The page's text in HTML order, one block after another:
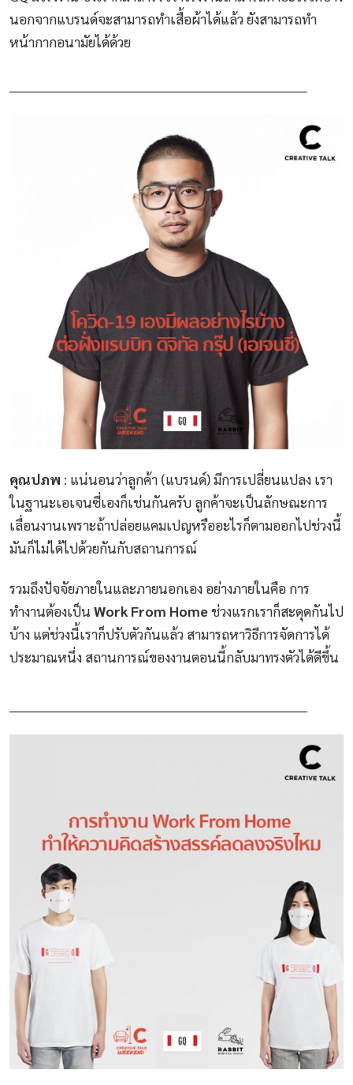
นอกจากแบรนด์จะสามารถทำเสื้อผ้าได้แล้ว ยังสามารถทำ
หน้ากากอนามัยได้ด้วย
คุณปภพ : แน่นอนว่าลูกค้า (แบรนด์) มีการเปลี่ยนแปลง เรา
ในฐานะเอเจนซี่เองก็เช่นกันครับ ลูกค้าจะเป็นลักษณะการ
เลื่อนงานเพราะถ้าปล่อยแคมเปญหรืออะไรก็ตามออกไปช่วงนี้
มันก็ไม่ได้ไปด้วยกันกับสถานการณ์
รวมถึงปัจจัยภายในและภายนอกเอง อย่างภายในคือ การ
ทำงานต้องเป็น Work From Homeช่วงแรกเราก็สะดุดกันไป
บ้าง แต่ช่วงนี้เราก็ปรับตัวกันแล้ว สามารถหาวิธีการจัดการได้
ประมาณหนึ่ง สถานการณ์ของงานตอนนี้กลับมาทรงตัวได้ดีขึ้น